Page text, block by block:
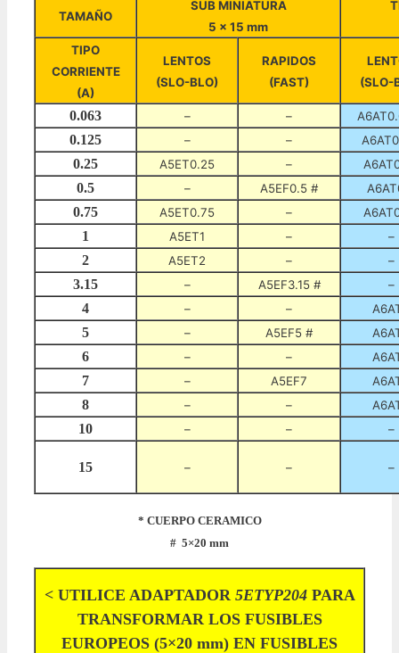
TAMAÑO
SUB MINIATURA
5 x 15 mm
TIPO
CORRIENTE
(A)
LENTOS
(SLO-BLO)
RAPIDOS
(FAST)
(SLO-
0.063 – –
0.125 – –
0.25 A5ET0.25 –
0.5 – A5EF0.5 #
0.75 A5ET0.75 –
1 A5ET1 – –
2 A5ET2 – –
3.15 – A5EF3.15 # –
4 – –
5 – A5EF5 #
6 – –
7 – A5EF7
8 – –
10 – – –
15 – – –
* CUERPO CERAMICO
# 5×20 mm
< UTILICE ADAPTADOR 5ETYP204PARA
TRANSFORMAR LOS FUSIBLES
EUROPEOS (5×20 mm) EN FUSIBLES